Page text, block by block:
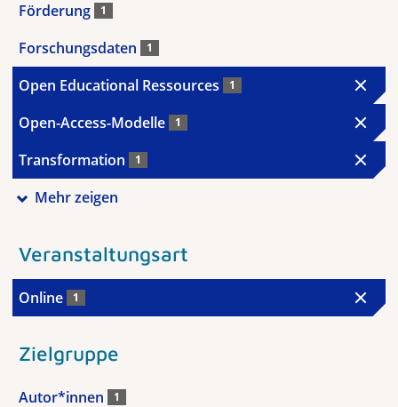
Förderung 1
Forschungsdaten 1
Open Educational Ressources 1
Open-Access-Modelle 1
Transformation 1
Mehr zeigen
Veranstaltungsart
Online 1
Zielgruppe
Autor*innen 1